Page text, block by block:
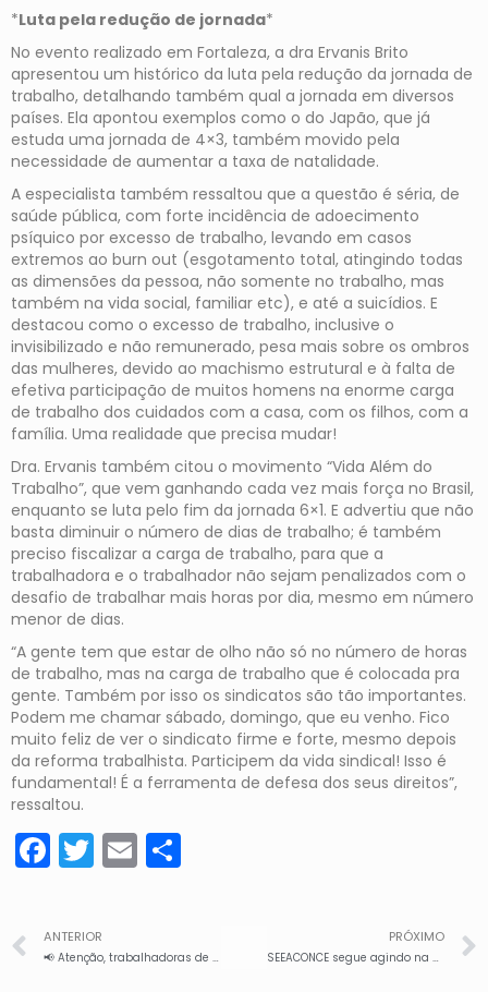
*Luta pela redução de jornada*
No evento realizado em Fortaleza, a dra Ervanis Brito
apresentou um histórico da luta pela redução da jornada de
trabalho, detalhando também qual a jornada em diversos
países. Ela apontou exemplos como o do Japão, que já
estuda uma jornada de 4×3, também movido pela
necessidade de aumentar a taxa de natalidade.
A especialista também ressaltou que a questão é séria, de
saúde pública, com forte incidência de adoecimento
psíquico por excesso de trabalho, levando em casos
extremos ao burn out (esgotamento total, atingindo todas
as dimensões da pessoa, não somente no trabalho, mas
também na vida social, familiar etc), e até a suicídios. E
destacou como o excesso de trabalho, inclusive o
invisibilizado e não remunerado, pesa mais sobre os ombros
das mulheres, devido ao machismo estrutural e à falta de
efetiva participação de muitos homens na enorme carga
de trabalho dos cuidados com a casa, com os filhos, com a
família. Uma realidade que precisa mudar!
Dra. Ervanis também citou o movimento “Vida Além do
Trabalho”, que vem ganhando cada vez mais força no Brasil,
enquanto se luta pelo fim da jornada 6×1. E advertiu que não
basta diminuir o número de dias de trabalho; é também
preciso fiscalizar a carga de trabalho, para que a
trabalhadora e o trabalhador não sejam penalizados com o
desafio de trabalhar mais horas por dia, mesmo em número
menor de dias.
“A gente tem que estar de olho não só no número de horas
de trabalho, mas na carga de trabalho que é colocada pra
gente. Também por isso os sindicatos são tão importantes.
Podem me chamar sábado, domingo, que eu venho. Fico
muito feliz de ver o sindicato firme e forte, mesmo depois
da reforma trabalhista. Participem da vida sindical! Isso é
fundamental! É a ferramenta de defesa dos seus direitos”,
ressaltou.
Facebook
Twitter
Email
ANTERIOR
📢 Atenção, trabalhadoras de Sobral– Mulheres em luta contra a jornada 6×1. Por vida além do trabalho
PRÓXIMO
SEEACONCE segue agindo na defesa dos trabalhadores contratados pela Prefeitura de Fortaleza e alerta que não realizou qualquer convocação de paralisação diante da permanência do diálogo com a Prefeitura